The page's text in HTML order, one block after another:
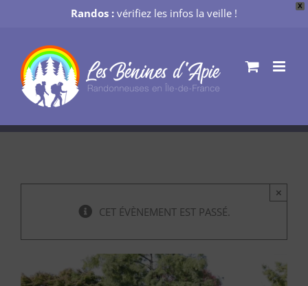
X
Randos : vérifiez les infos la veille !
contenu
CET ÉVÈNEMENT EST PASSÉ.
×